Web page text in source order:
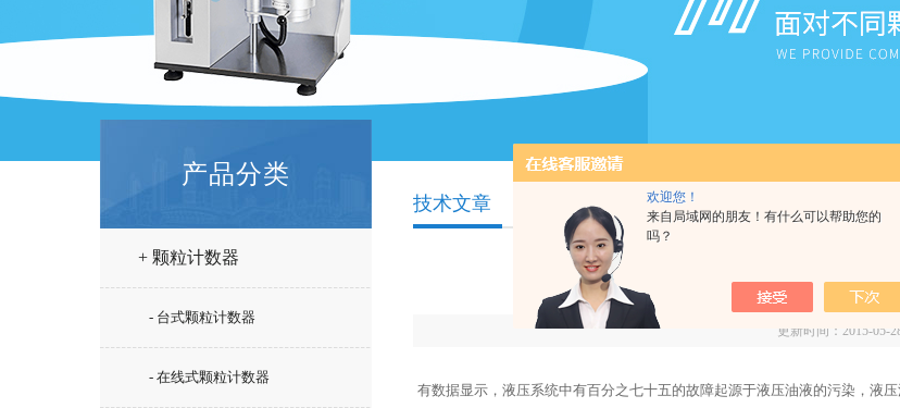
欢迎您！
来自局域网的朋友！有什么可以帮助您的
吗？
产品分类
+ 颗粒计数器
- 台式颗粒计数器
- 在线式颗粒计数器
技术文章
两种常见的液压
更新时间：2015-05-
有数据显示，液压系统中有百分之七十五的故障起源于液压油液的污染，液